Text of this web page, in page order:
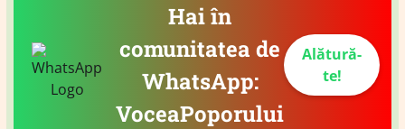
Hai în
comunitatea de
WhatsApp:
VoceaPoporului
Alătură-
te!